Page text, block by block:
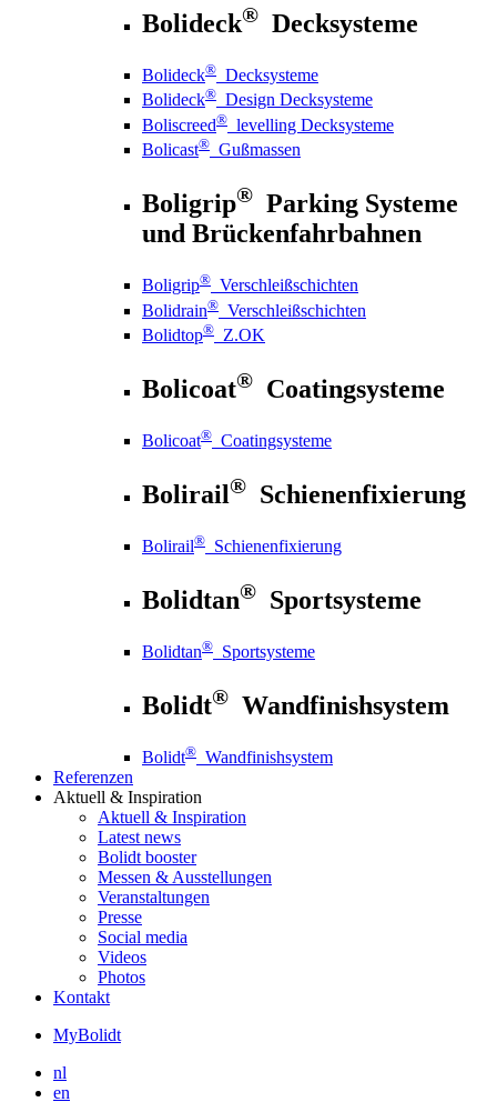
Bolideck® Decksysteme
Bolideck® Decksysteme
Bolideck® Design Decksysteme
Boliscreed® levelling Decksysteme
Bolicast® Gußmassen
Boligrip® Parking Systeme
und Brückenfahrbahnen
Boligrip® Verschleißschichten
Bolidrain® Verschleißschichten
Bolidtop® Z.OK
Bolicoat® Coatingsysteme
Bolicoat® Coatingsysteme
Bolirail® Schienenfixierung
Bolirail® Schienenfixierung
Bolidtan® Sportsysteme
Bolidtan® Sportsysteme
Bolidt® Wandfinishsystem
Bolidt® Wandfinishsystem
Referenzen
Aktuell & Inspiration
Aktuell & Inspiration
Latest news
Bolidt booster
Messen & Ausstellungen
Veranstaltungen
Presse
Social media
Videos
Photos
Kontakt
MyBolidt
nl
en